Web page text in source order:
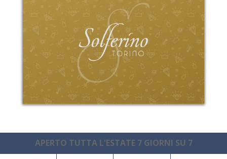
APERTO TUTTA L'ESTATE 7 GIORNI SU 7